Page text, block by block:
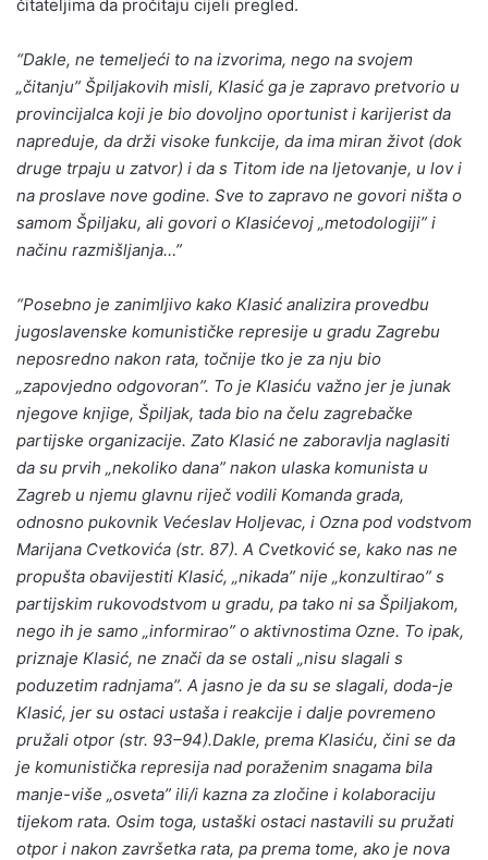
čitateljima da pročitaju cijeli pregled.
“Dakle, ne temeljeći to na izvorima, nego na svojem
„čitanju” Špiljakovih misli, Klasić ga je zapravo pretvorio u
provincijalca koji je bio dovoljno oportunist i karijerist da
napreduje, da drži visoke funkcije, da ima miran život (dok
druge trpaju u zatvor) i da s Titom ide na ljetovanje, u lov i
na proslave nove godine. Sve to zapravo ne govori ništa o
samom Špiljaku, ali govori o Klasićevoj „metodologiji” i
načinu razmišljanja…”
“Posebno je zanimljivo kako Klasić analizira provedbu
jugoslavenske komunističke represije u gradu Zagrebu
neposredno nakon rata, točnije tko je za nju bio
„zapovjedno odgovoran”. To je Klasiću važno jer je junak
njegove knjige, Špiljak, tada bio na čelu zagrebačke
partijske organizacije. Zato Klasić ne zaboravlja naglasiti
da su prvih „nekoliko dana” nakon ulaska komunista u
Zagreb u njemu glavnu riječ vodili Komanda grada,
odnosno pukovnik Većeslav Holjevac, i Ozna pod vodstvom
Marijana Cvetkovića (str. 87). A Cvetković se, kako nas ne
propušta obavijestiti Klasić, „nikada” nije „konzultirao” s
partijskim rukovodstvom u gradu, pa tako ni sa Špiljakom,
nego ih je samo „informirao” o aktivnostima Ozne. To ipak,
priznaje Klasić, ne znači da se ostali „nisu slagali s
poduzetim radnjama”. A jasno je da su se slagali, doda-je
Klasić, jer su ostaci ustaša i reakcije i dalje povremeno
pružali otpor (str. 93–94).Dakle, prema Klasiću, čini se da
je komunistička represija nad poraženim snagama bila
manje-više „osveta” ili/i kazna za zločine i kolaboraciju
tijekom rata. Osim toga, ustaški ostaci nastavili su pružati
otpor i nakon završetka rata, pa prema tome, ako je nova